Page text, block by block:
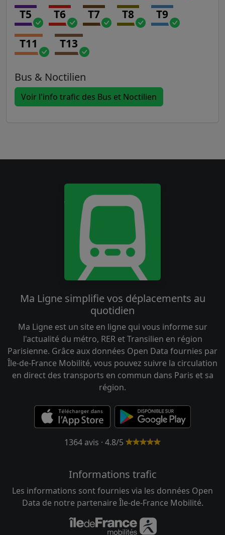
T5 T6 T7 T8 T9
T11 T13
Bus & Noctilien
Voir l'info trafic des Bus et Noctilien
Ma Ligne simplifie vos déplacements au
quotidien
Ma Ligne est un site en ligne qui vous informe sur
l'actualité du métro, RER et Transilien en région
Parisienne. Grâce aux données Open Data fournies par
Île-de-France Mobilité, vous pouvez suivre la circulation
en direct des transports en commun dans Paris et sa
région.
1364 avis · 4.8/5
Informations trafic
Les informations sont fournies via les données Open
Data de notre partenaire Île-de-France Mobilité.